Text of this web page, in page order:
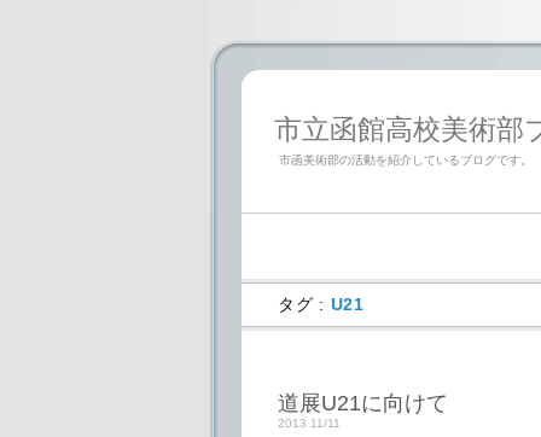
市立函館高校美術部
市函美術部の活動を紹介しているブログです。
タグ : U21
道展U21に向けて
2013 11/11